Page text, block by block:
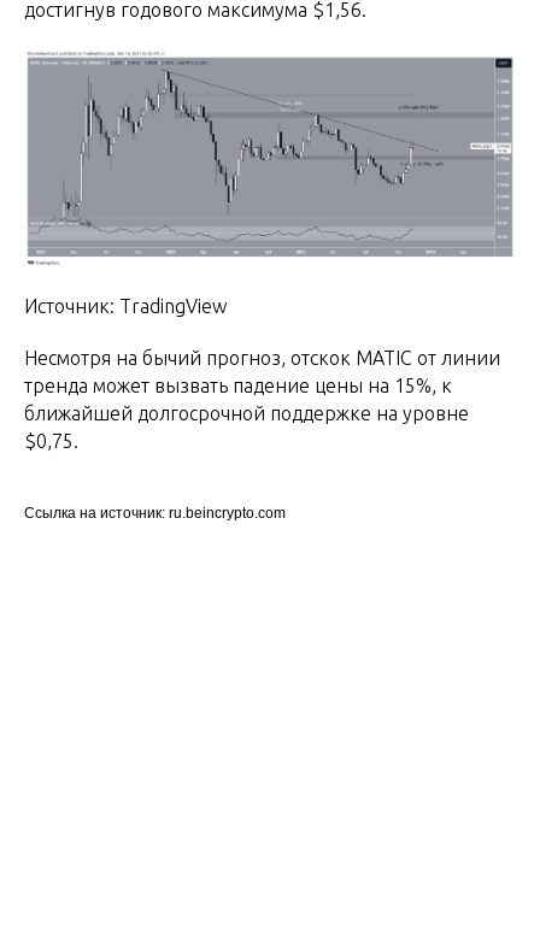
достигнув годового максимума $1,56.
Источник: TradingView
Несмотря на бычий прогноз, отскок MATIC от линии
тренда может вызвать падение цены на 15%, к
ближайшей долгосрочной поддержке на уровне
$0,75.
Ссылка на источник: ru.beincrypto.com